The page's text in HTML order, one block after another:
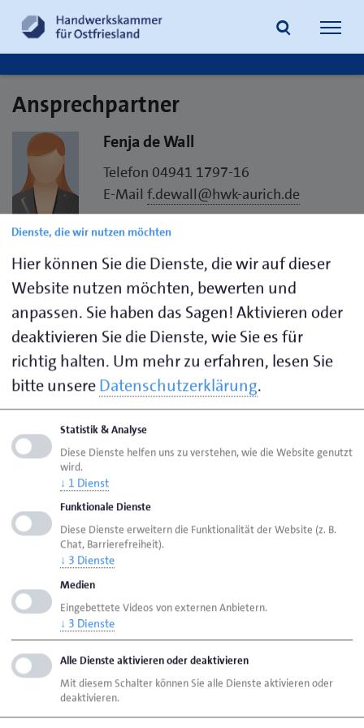
Suche
Ansprechpartner
Fenja de Wall
Telefon 04941 1797-16
E-Mail f.dewall@hwk-aurich.de
Handwerkskammer für Ostfriesland
Straße des Handwerks 2
26603 Aurich
Visitenkarte speichern (.vcf)
Ihre Ansprechpartnerin zu folgenden Themen:
Kfz-Techniker Prüfungen
Meisterprüfungen
Meisterprüfungs- und Fortbildungsprüfungswesen
Seite empfehlen
Seite drucken
Seiteaktualisiert am 12. Juni 2026
HWK Aurich Ansprechpartner
Personen
de Wall, Fenja
Dienste, die wir nutzen möchten
Hier können Sie die Dienste, die wir auf dieser
Website nutzen möchten, bewerten und
anpassen. Sie haben das Sagen! Aktivieren oder
deaktivieren Sie die Dienste, wie Sie es für
richtig halten. Um mehr zu erfahren, lesen Sie
bitte unsereDatenschutzerklärung.
Statistik & Analyse
Diese Dienste helfen uns zu verstehen, wie die Website genutzt
wird.
↓ 1 Dienst
Funktionale Dienste
Diese Dienste erweitern die Funktionalität der Website (z. B.
Chat, Barrierefreiheit).
↓ 3 Dienste
Medien
Eingebettete Videos von externen Anbietern.
↓ 3 Dienste
Alle Dienste aktivieren oder deaktivieren
Mit diesem Schalter können Sie alle Dienste aktivieren oder
deaktivieren.